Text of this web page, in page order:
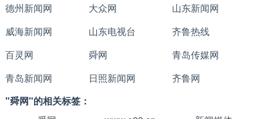
德州新闻网
大众网
山东新闻网
威海新闻网
山东电视台
齐鲁热线
百灵网
舜网
青岛传媒网
青岛新闻网
日照新闻网
齐鲁网
"舜网"的相关标签：